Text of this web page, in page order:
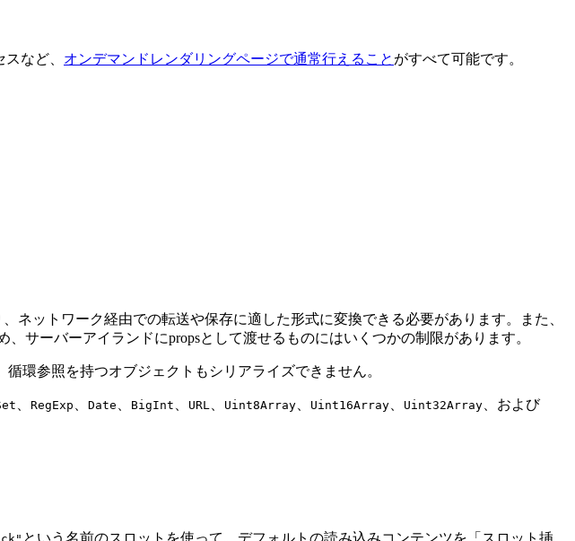
など、 オンデマンドレンダリングページで通常行えること がすべて可能です。
ネットワーク経由での転送や保存に適した形式に変換できる必要があります。また、
サーバーアイランドにpropsとして渡せるものにはいくつかの制限があります。
環参照を持つオブジェクトもシリアライズできません。
、 RegExp 、 Date 、 BigInt 、 URL、 Uint8Array、 Uint16Array、 Uint32Array、および